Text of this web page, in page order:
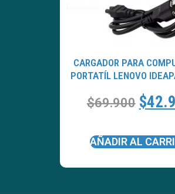
CARGADOR PARA
PORTATÍL LENOVO
$69.900 $
AÑADIR AL